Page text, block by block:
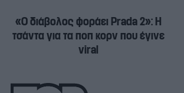
«Ο διάβολος φοράει Prada 2»: Η
τσάντα για τα ποπ κορν που έγινε
viral